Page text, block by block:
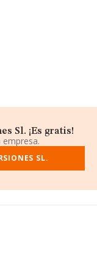
Sl. ¡Es gratis!
SL.